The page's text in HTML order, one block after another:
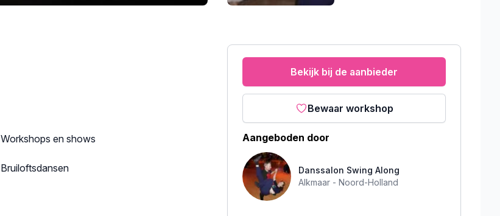
Bekijk bij de aanbieder
Bewaar workshop
Aangeboden door
Danssalon Swing Along
Alkmaar - Noord-Holland
Workshops en shows
Bruiloftsdansen